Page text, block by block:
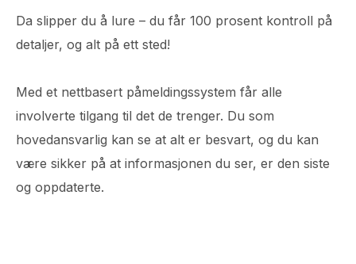
Da slipper du å lure – du får 100 prosent kontroll på
detaljer, og alt på ett sted!
Med et nettbasert påmeldingssystem får alle
involverte tilgang til det de trenger. Du som
hovedansvarlig kan se at alt er besvart, og du kan
være sikker på at informasjonen du ser, er den siste
og oppdaterte.